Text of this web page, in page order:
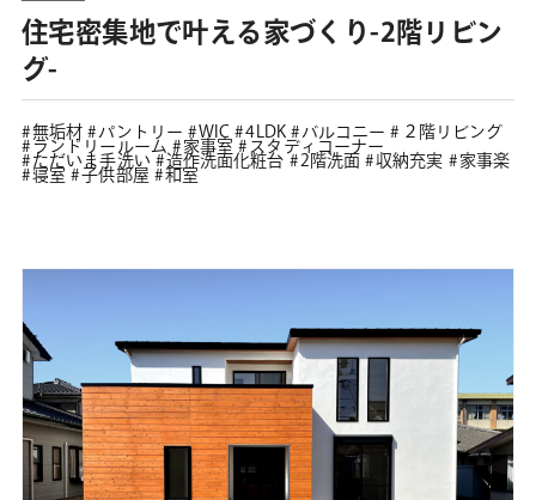
住宅密集地で叶える家づくり-2階リビン
グ-
無垢材 パントリー WIC 4LDK バルコニー
２階リビング
ランドリールーム
家事室
スタディコーナー
ただいま手洗い
造作洗面化粧台 2階洗面 収納充実
家事楽
寝室
子供部屋 和室